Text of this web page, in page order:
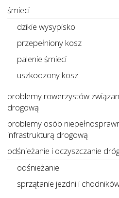
śmieci
dzikie wysypisko
przepełniony kosz
palenie śmieci
uszkodzony kosz
problemy rowerzystów
drogową
problemy osób
infrastrukturą drogową
odśnieżanie i oczyszczanie
odśnieżanie
sprzątanie jezdni i